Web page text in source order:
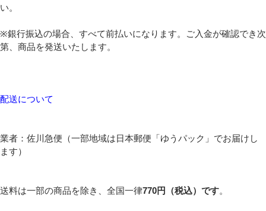
い。
※銀行振込の場合、すべて前払いになります。ご入金が確認でき次
第、商品を発送いたします。
配送について
業者：佐川急便（一部地域は日本郵便「ゆうパック」でお届けし
ます）
送料は一部の商品を除き、全国一律770円（税込）です。